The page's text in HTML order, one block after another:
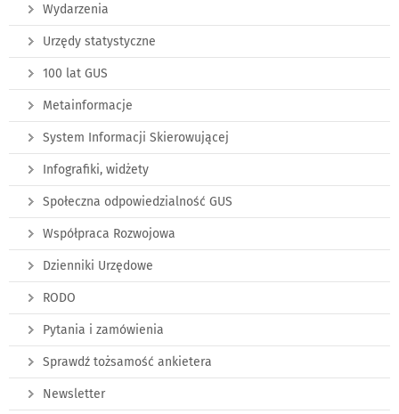
Wydarzenia
Urzędy statystyczne
100 lat GUS
Metainformacje
System Informacji Skierowującej
Infografiki, widżety
Społeczna odpowiedzialność GUS
Współpraca Rozwojowa
Dzienniki Urzędowe
RODO
Pytania i zamówienia
Sprawdź tożsamość ankietera
Newsletter